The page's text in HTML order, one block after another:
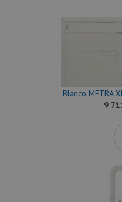
Blanco METRA
9